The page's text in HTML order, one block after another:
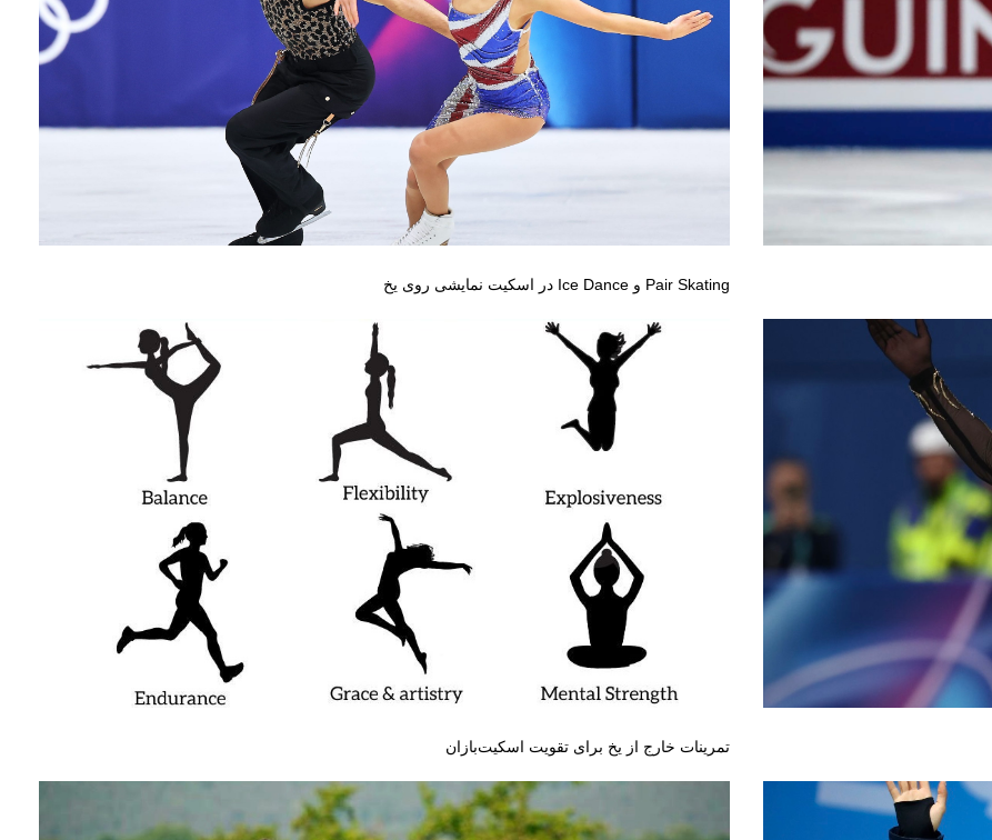
Pair Skating و Ice Dance در اسکیت نمایشی روی یخ
تمرینات خارج از یخ برای تقویت اسکیت‌بازان